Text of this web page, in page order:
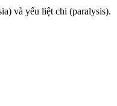
và yếu liệt chi (paralysis).